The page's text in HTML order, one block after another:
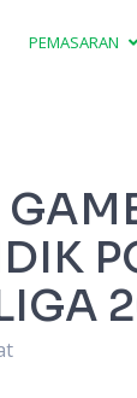
PEMASARAN